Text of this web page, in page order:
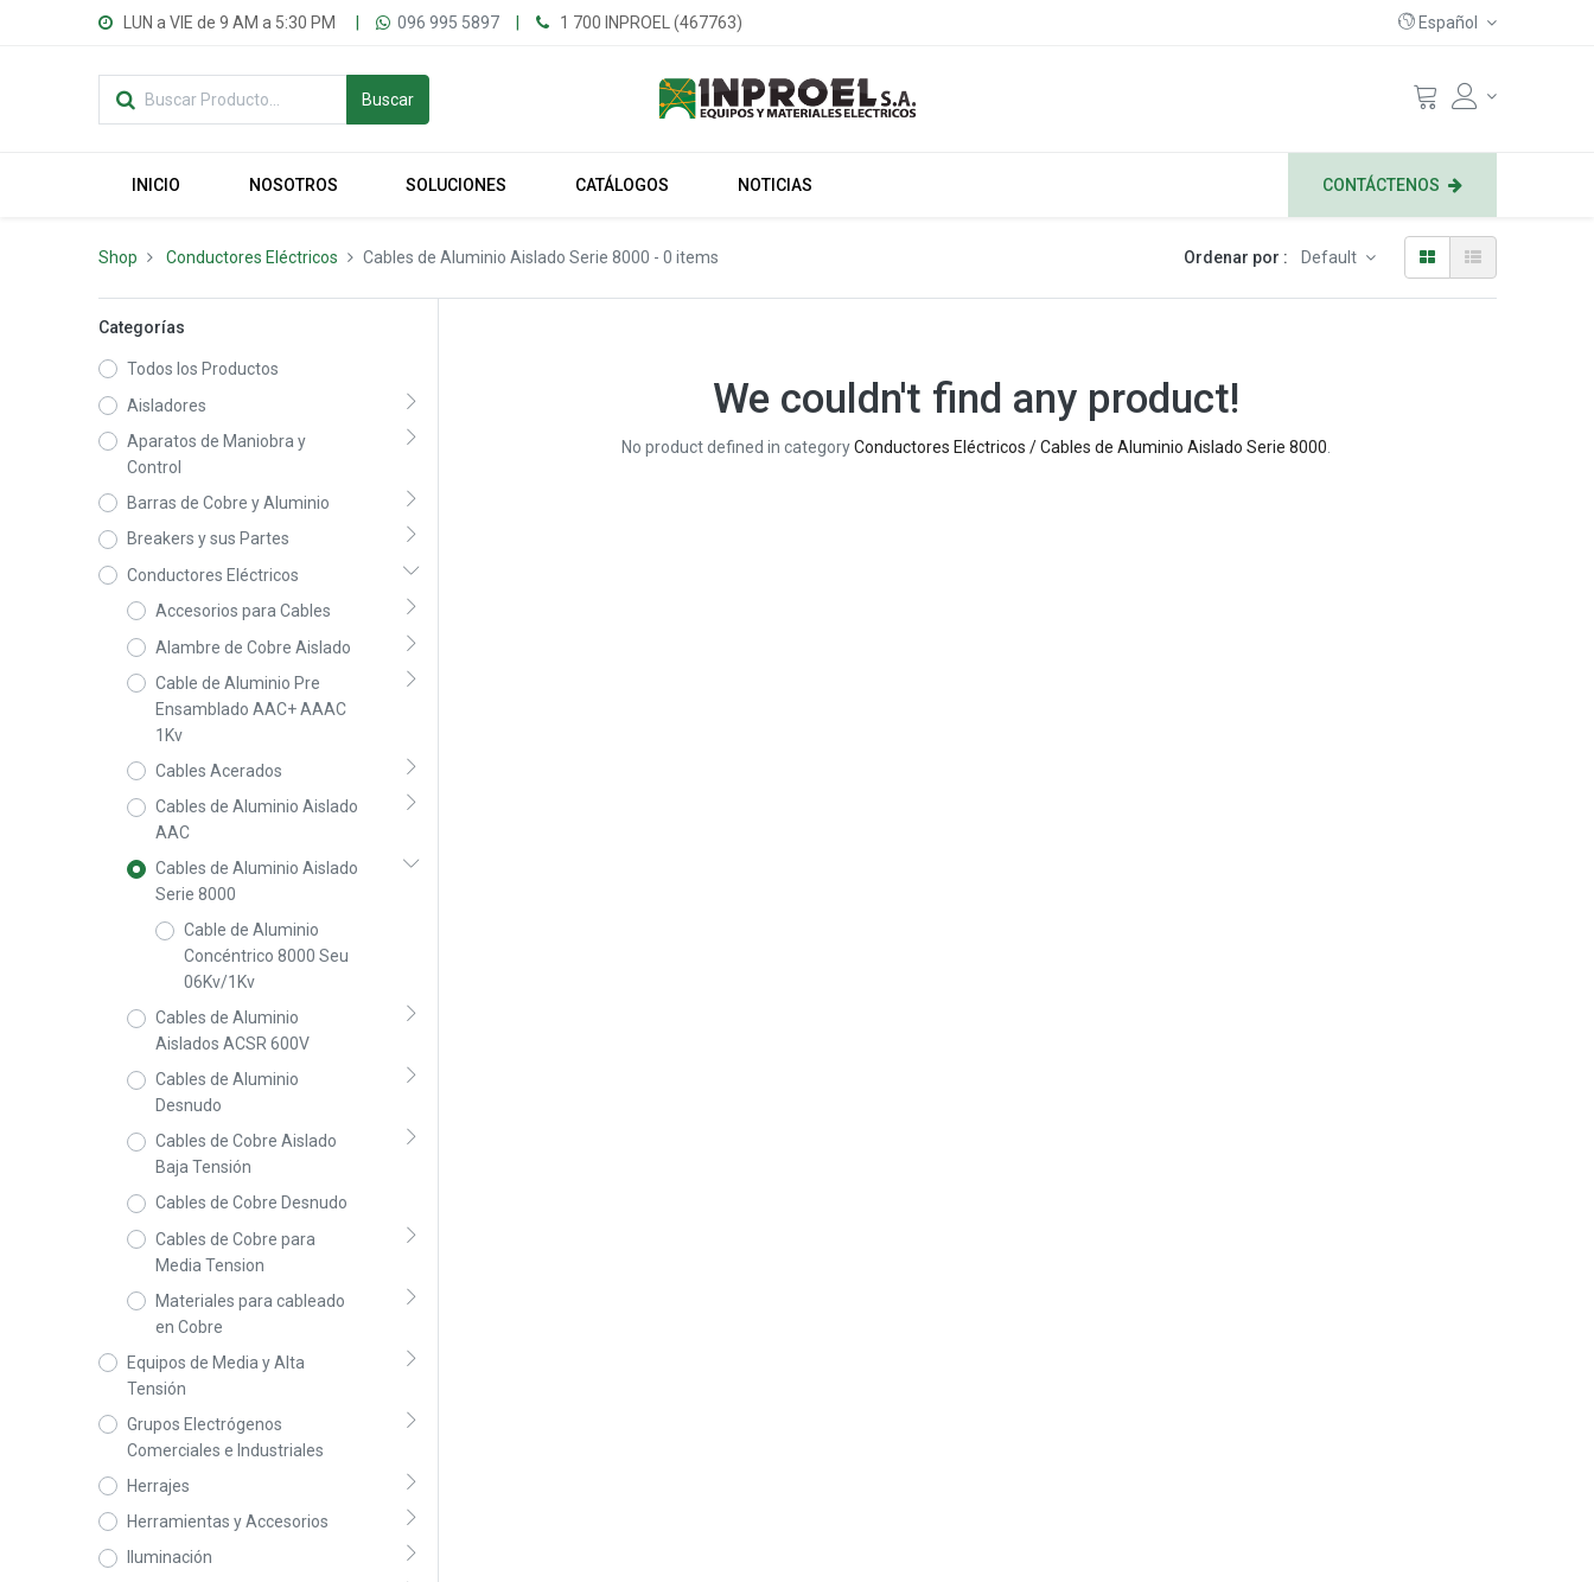
LUN a VIE de 9 AM a 5:30 PM 096 995 5897 1 700 INPROEL (467763) Español
Buscar
INICIO NOSOTROS SOLUCIONES CATÁLOGOS NOTICIAS CONTÁCTENOS
Shop Conductores Eléctricos Cables de Aluminio Aislado Serie 8000 - 0 items Ordenar por : Default
Categorías
Todos los Productos
Aisladores
Aparatos de Maniobra y
Control
Barras de Cobre y Aluminio
Breakers y sus Partes
Conductores Eléctricos
Accesorios para Cables
Alambre de Cobre Aislado
Cable de Aluminio Pre
Ensamblado AAC+ AAAC
1Kv
Cables Acerados
Cables de Aluminio Aislado
AAC
Cables de Aluminio Aislado
Serie 8000
Cable de Aluminio
Concéntrico 8000 Seu
06Kv/1Kv
Cables de Aluminio
Aislados ACSR 600V
Cables de Aluminio
Desnudo
Cables de Cobre Aislado
Baja Tensión
Cables de Cobre Desnudo
Cables de Cobre para
Media Tension
Materiales para cableado
en Cobre
Equipos de Media y Alta
Tensión
Grupos Electrógenos
Comerciales e Industriales
Herrajes
Herramientas y Accesorios
Iluminación
We couldn't find any product!
No product defined in categoryConductores Eléctricos / Cables de Aluminio Aislado Serie 8000